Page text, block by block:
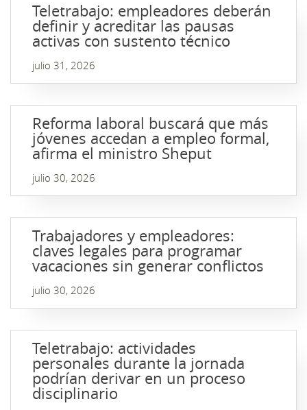
Teletrabajo: empleadores deberán
definir y acreditar las pausas
activas con sustento técnico
julio 31, 2026
Reforma laboral buscará que más
jóvenes accedan a empleo formal,
afirma el ministro Sheput
julio 30, 2026
Trabajadores y empleadores:
claves legales para programar
vacaciones sin generar conflictos
julio 30, 2026
Teletrabajo: actividades
personales durante la jornada
podrían derivar en un proceso
disciplinario